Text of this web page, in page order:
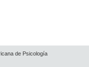
de Psicología